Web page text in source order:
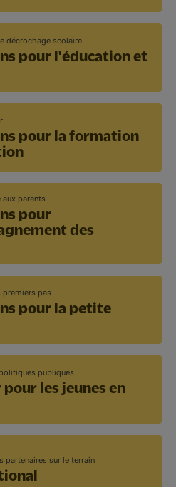
décrochage scolaire
pour l'éducation et
pour la formation
aux parents
pour
des
premiers pas
pour la petite
publiques
les jeunes en
partenaires sur le terrain